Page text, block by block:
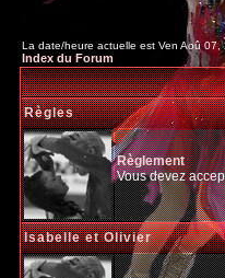
La date/heure actuelle est Ven Aoû 07,
Index du Forum
Règles
Règlement
Vous devez
Isabelle et Olivier